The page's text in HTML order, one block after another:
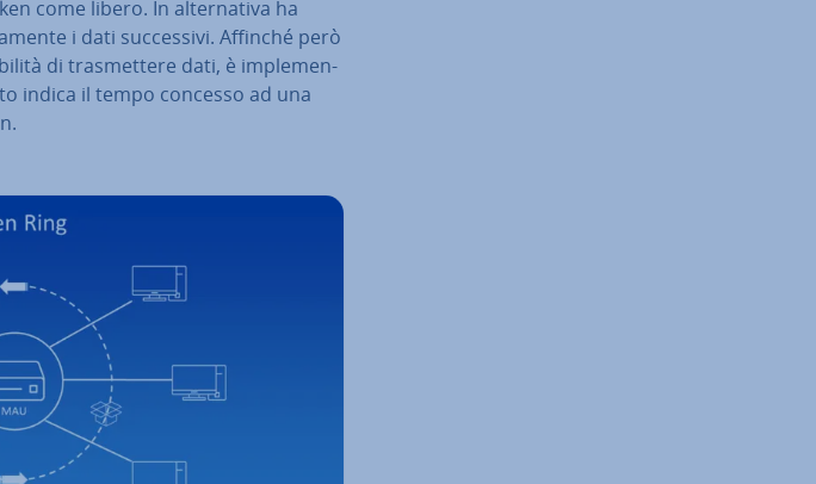
come libero. In al­ter­na­ti­va ha
i dati suc­ces­si­vi. Affinché però
di tra­smet­te­re dati, è im­ple­men­
indica il tempo concesso ad una